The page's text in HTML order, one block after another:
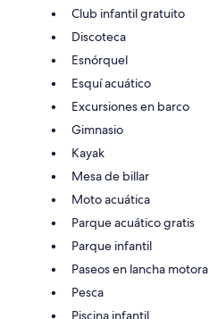
Club infantil gratuito
Discoteca
Esnórquel
Esquí acuático
Excursiones en barco
Gimnasio
Kayak
Mesa de billar
Moto acuática
Parque acuático gratis
Parque infantil
Paseos en lancha motora
Pesca
Piscina infantil